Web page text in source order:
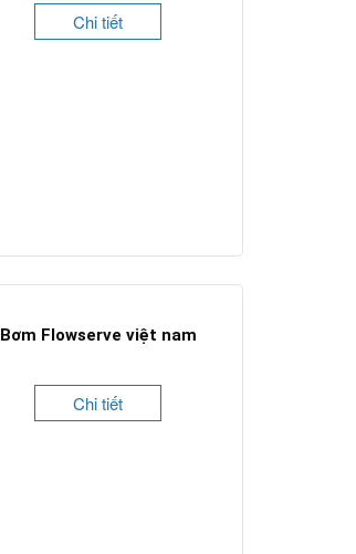
Chi tiết
Bơm Flowserve việt nam
Chi tiết